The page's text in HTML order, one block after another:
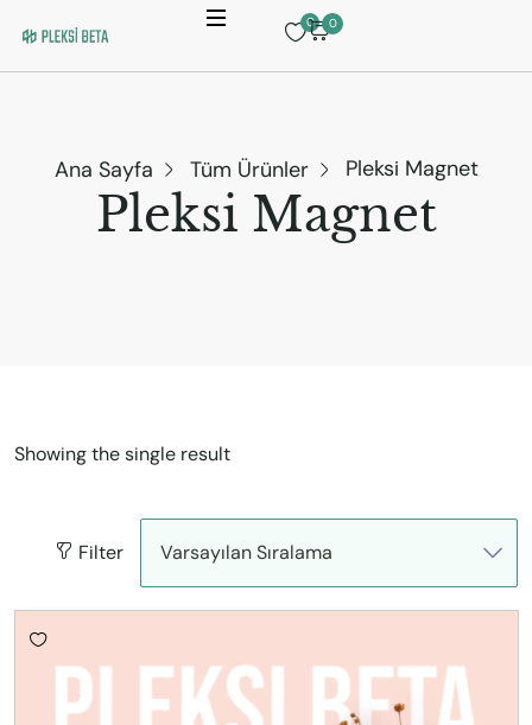
0 0
Ana Sayfa Tüm Ürünler Pleksi Magnet
Pleksi Magnet
Showing the single result
Filter